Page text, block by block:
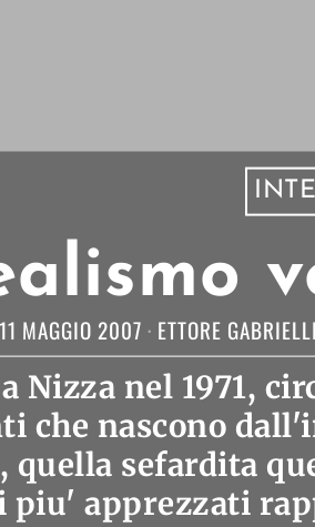
11 MAGGIO 2007 ETTORE GABRIELLI
Nizza nel 1971,
che nascono
quella sefardita
piu' apprezzati